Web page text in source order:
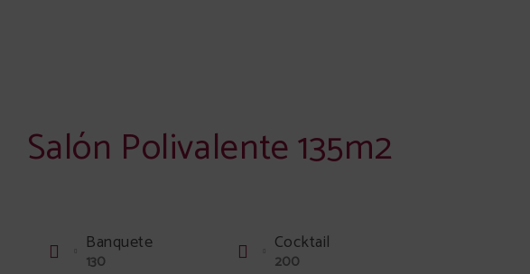
Salón Polivalente 135m2
Banquete
130
Cocktail
200